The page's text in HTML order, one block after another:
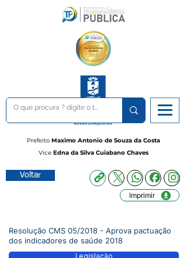
Prefeito Maximo Antonio de Souza da Costa
Vice Edna da Silva Cuiabano Chaves
Voltar
Imprimir
Resolução CMS 05/2018 - Aprova pactuação
dos indicadores de saúde 2018
Legislação